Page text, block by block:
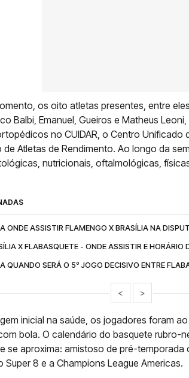
os oito atletas presentes, entre
Balbi, Emanuel, Gueiros e Matheus
no CUIDAR, o Centro Unificado
de Atletas de Rendimento. Ao longo da
nutricionais, oftalmológicas,
ONDE ASSISTIR FLAMENGO X BRASÍLIA NA
X FLABASQUETE - ONDE ASSISTIR E HORÁRIO
QUANDO SERÁ O 5º JOGO DECISIVO ENTRE
< >
inicial na saúde, os jogadores foram
bola. O calendário do basquete rubro-
se aproxima: amistoso de pré-temporada
Super 8 e a Champions League Americas.